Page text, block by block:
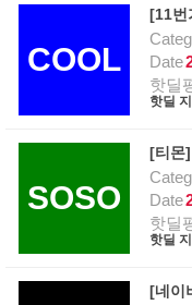
COOL
[11번
Date
핫딜
핫딜
SOSO
[티몬
Date
핫딜
핫딜
[네이